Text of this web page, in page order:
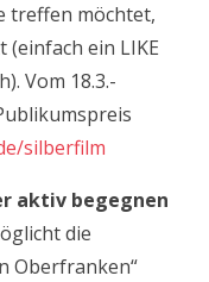
treffen möchtet,
ein LIKE
Vom 18.3.-
silberfilm
aktiv begegnen
die
Oberfranken“